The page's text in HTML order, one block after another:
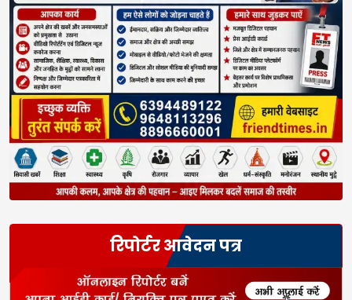
रिपोर्टर आवेदन पत्र